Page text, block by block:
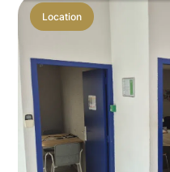
Location